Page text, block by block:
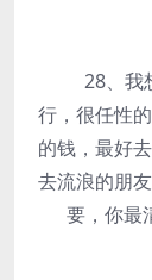
28、我想
行，很任性
的钱，最好
去流浪的朋
要，你最